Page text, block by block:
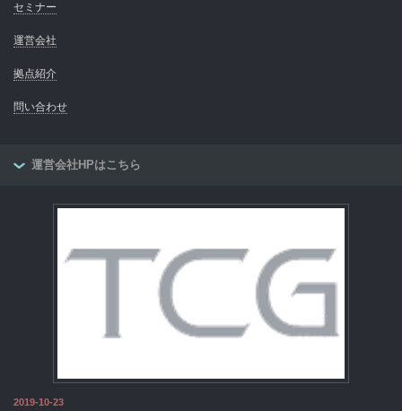
セミナー
運営会社
拠点紹介
問い合わせ
運営会社HPはこちら
2019-10-23